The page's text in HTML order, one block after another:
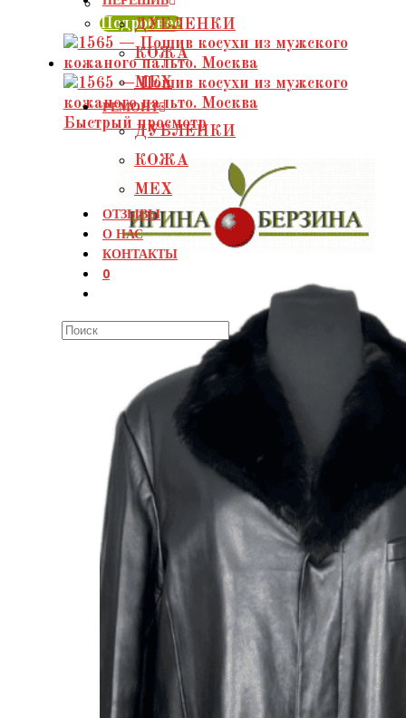
ДУБЛЕНКИ
КОЖА
МЕХ
РЕМОНТ
ДУБЛЕНКИ
КОЖА
МЕХ
ОТЗЫВЫ
О НАС
КОНТАКТЫ
0
Search
Подробнее
Быстрый просмотр